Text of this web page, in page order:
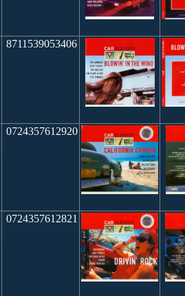
8711539053406
0724357612920
0724357612821